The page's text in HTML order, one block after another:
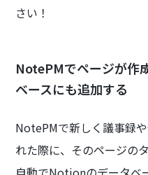
さい！
NotePMでページが作
ベースにも追加する
NotePMで新しく議事録
れた際に、そのページの